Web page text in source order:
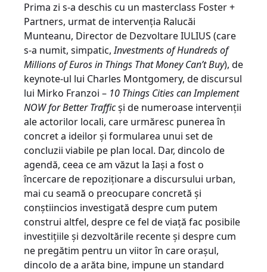
Prima zi s-a deschis cu un masterclass Foster +
Partners, urmat de intervenția Ralucăi
Munteanu, Director de Dezvoltare IULIUS (care
s-a numit, simpatic,Investments of Hundreds of
Millions of Euros in Things That Money Can’t Buy), de
keynote-ul lui Charles Montgomery, de discursul
lui Mirko Franzoi – 10 Things Cities can Implement
NOW for Better Trafficși de numeroase intervenții
ale actorilor locali, care urmăresc punerea în
concret a ideilor și formularea unui set de
concluzii viabile pe plan local. Dar, dincolo de
agendă, ceea ce am văzut la Iași a fost o
încercare de repoziționare a discursului urban,
mai cu seamă o preocupare concretă și
conștiincios investigată despre cum putem
construi altfel, despre ce fel de viață fac posibile
investițiile și dezvoltările recente și despre cum
ne pregătim pentru un viitor în care orașul,
dincolo de a arăta bine, impune un standard